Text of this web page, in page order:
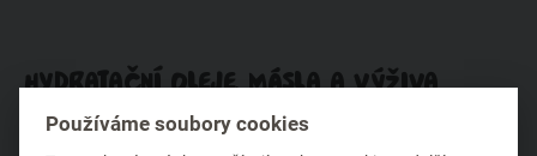
HYDRATAČNÍ OLEJE, MÁSLA A VÝŽIVA
NA ŘASY BIOEARTH
Používáme soubory cookies